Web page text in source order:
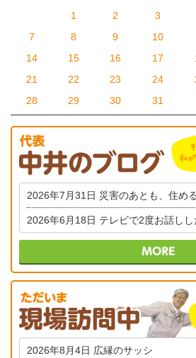
1
2 3
7
8 9 10
14
15 16 17
21
22 23 24
28
29 30 31
2026年7月31日 災害のあとも、住め
2026年6月18日 テレビで2度お話しし
2026年8月4日 広縁のサッシ